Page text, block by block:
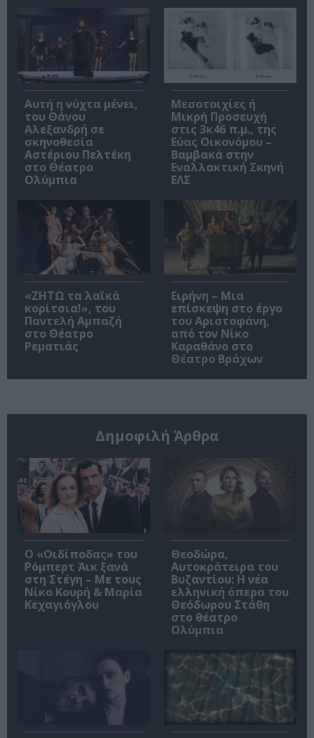
Αυτή η νύχτα μένει,
του Θάνου
Αλεξανδρή σε
σκηνοθεσία
Αστέριου Πελτέκη
στο Θέατρο
Ολύμπια
Μεσοτοιχίες ή
Μικρή Προσευχή
στις 3κ46 π.μ., της
Εύας Οικονόμου –
Βαμβακά στην
Εναλλακτική Σκηνή
ΕΛΣ
«ΖΗΤΩ τα λαϊκά
κορίτσια!», του
Παντελή Αμπαζή
στο Θέατρο
Ρεματιάς
Ειρήνη – Μια
επίσκεψη στο έργο
του Αριστοφάνη,
από τον Νίκο
Καραθάνο στο
Θέατρο Βράχων
Δημοφιλή Άρθρα
O «Οιδίποδας» του
Ρόμπερτ Άικ ξανά
στη Στέγη – Με τους
Νίκο Κουρή & Μαρία
Κεχαγιόγλου
Θεοδώρα,
Αυτοκράτειρα του
Βυζαντίου: Η νέα
ελληνική όπερα του
Θεόδωρου Στάθη
στο θέατρο
Ολύμπια